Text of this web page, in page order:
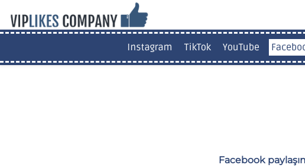
Instagram TikTok YouTube
Facebook